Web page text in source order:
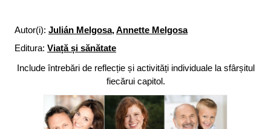
Autor(i): Julián Melgosa,Annette Melgosa
Editura: Viață și sănătate
Include întrebări de reflecție și activități individuale la sfârșitul
fiecărui capitol.